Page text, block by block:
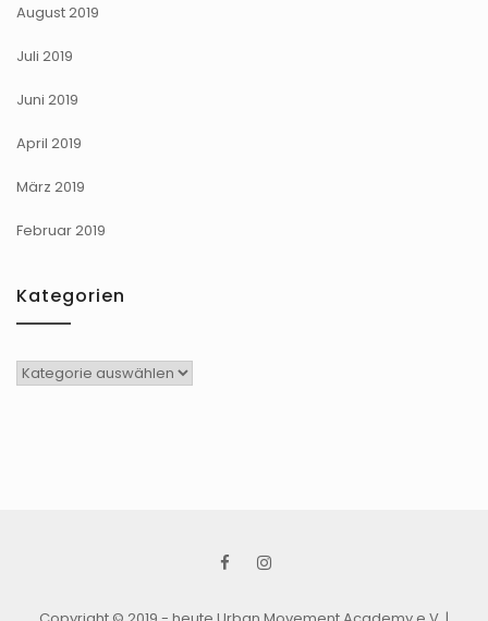
August 2019
Juli 2019
Juni 2019
April 2019
März 2019
Februar 2019
Kategorien
Kategorien